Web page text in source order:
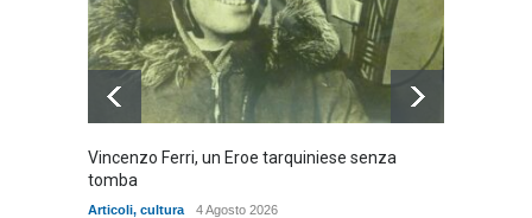
Vincenzo Ferri, un Eroe tarquiniese senza
tomba
Articoli, cultura 4 Agosto 2026